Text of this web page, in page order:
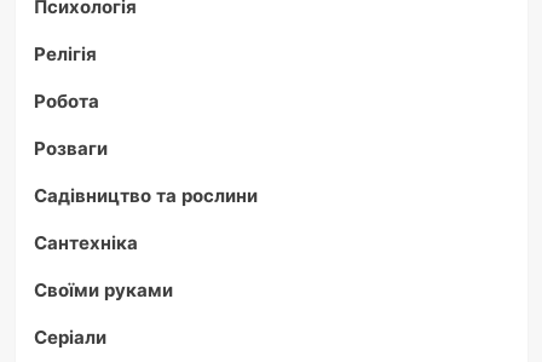
Психологія
Релігія
Робота
Розваги
Садівництво та рослини
Сантехніка
Своїми руками
Серіали